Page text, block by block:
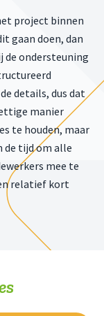
project binnen
gaan doen, dan
de ondersteuning
details, dus dat
manier
te houden, maar
de tijd om alle
mee te
relatief kort